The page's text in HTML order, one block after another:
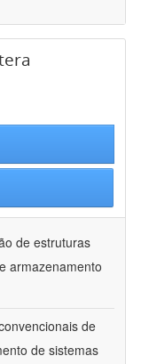
de estruturas
armazenamento
de
de sistemas